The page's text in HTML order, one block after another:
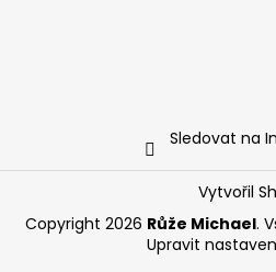
Sledovat na
Vytvořil
Copyright 2026 Růže Michael.
Upravit